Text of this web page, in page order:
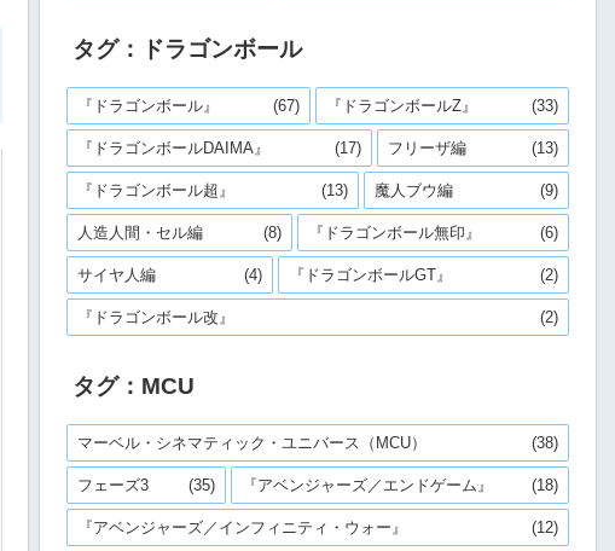
タグ：ドラゴンボール
『ドラゴンボール』 (67) 『ドラゴンボールZ』 (33)
『ドラゴンボールDAIMA』 (17) フリーザ編 (13)
『ドラゴンボール超』 (13) 魔人ブウ編 (9)
人造人間・セル編 (8) 『ドラゴンボール無印』 (6)
サイヤ人編 (4) 『ドラゴンボールGT』 (2)
『ドラゴンボール改』 (2)
タグ：MCU
マーベル・シネマティック・ユニバース（MCU） (38)
フェーズ3 (35) 『アベンジャーズ／エンドゲーム』 (18)
『アベンジャーズ／インフィニティ・ウォー』 (12)